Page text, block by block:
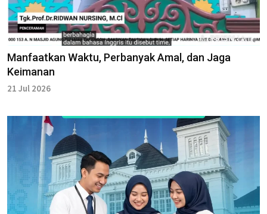
Manfaatkan Waktu, Perbanyak Amal, dan Jaga
Keimanan
21 Jul 2026